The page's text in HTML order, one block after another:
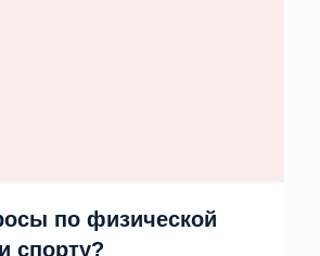
по физической
спорту?